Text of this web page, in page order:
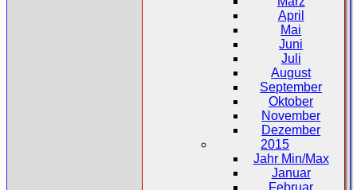
April
Mai
Juni
Juli
August
September
Oktober
November
Dezember
2015
Jahr Min/Max
Januar
Februar